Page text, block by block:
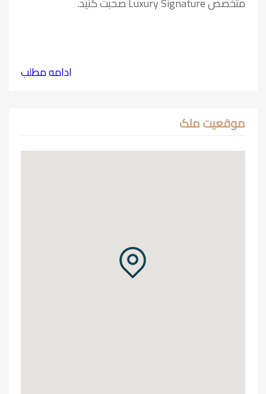
ادامه مطلب
موقعیت ملک